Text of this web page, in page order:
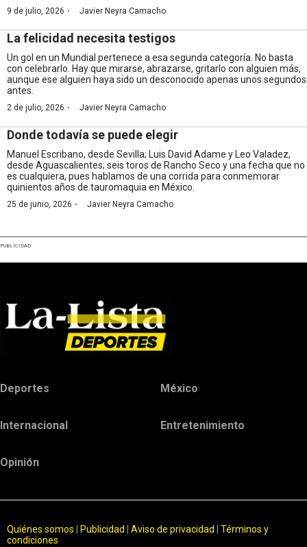
9 de julio, 2026 · Javier Neyra Camacho
La felicidad necesita testigos
Un gol en un Mundial pertenece a esa segunda categoría. No basta
con celebrarlo. Hay que mirarse, abrazarse, gritarlo con alguien más,
aunque ese alguien haya sido un desconocido apenas unos segundos
antes.
2 de julio, 2026 · Javier Neyra Camacho
Donde todavía se puede elegir
Manuel Escribano, desde Sevilla; Luis David Adame y Leo Valadez,
desde Aguascalientes; seis toros de Rancho Seco y una fecha que no
es cualquiera, pues hablamos de una corrida para conmemorar
quinientos años de tauromaquia en México.
25 de junio, 2026 · Javier Neyra Camacho
PUBLICIDAD
Deportes México
Internacional Entretenimiento
Opinión
Quiénes somos Publicidad Aviso de privacidad
Términos y
condiciones